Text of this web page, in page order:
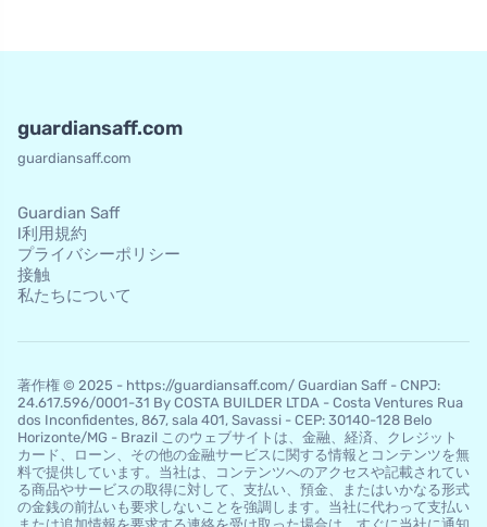
guardiansaff.com
guardiansaff.com
Guardian Saff
l利用規約
プライバシーポリシー
接触
私たちについて
著作権 © 2025 - https://guardiansaff.com/ Guardian Saff - CNPJ:
24.617.596/0001-31 By COSTA BUILDER LTDA - Costa Ventures Rua
dos Inconfidentes, 867, sala 401, Savassi - CEP: 30140-128 Belo
Horizo​​nte/MG - Brazil このウェブサイトは、金融、経済、クレジット
カード、ローン、その他の金融サービスに関する情報とコンテンツを無
料で提供しています。当社は、コンテンツへのアクセスや記載されてい
る商品やサービスの取得に対して、支払い、預金、またはいかなる形式
の金銭の前払いも要求しないことを強調します。当社に代わって支払い